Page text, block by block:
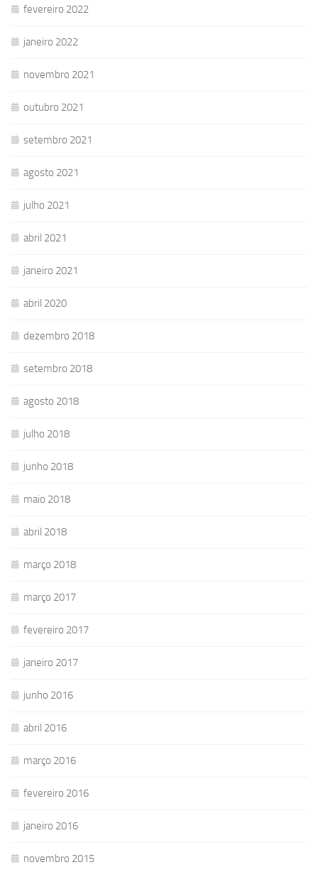
fevereiro 2022
janeiro 2022
novembro 2021
outubro 2021
setembro 2021
agosto 2021
julho 2021
abril 2021
janeiro 2021
abril 2020
dezembro 2018
setembro 2018
agosto 2018
julho 2018
junho 2018
maio 2018
abril 2018
março 2018
março 2017
fevereiro 2017
janeiro 2017
junho 2016
abril 2016
março 2016
fevereiro 2016
janeiro 2016
novembro 2015